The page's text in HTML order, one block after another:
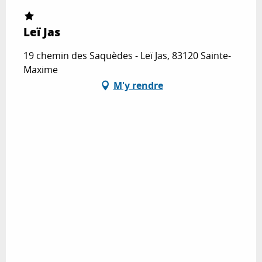
Leï Jas
19 chemin des Saquèdes - Leï Jas, 83120 Sainte-
Maxime
M'y rendre